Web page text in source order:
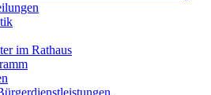
im Rathaus